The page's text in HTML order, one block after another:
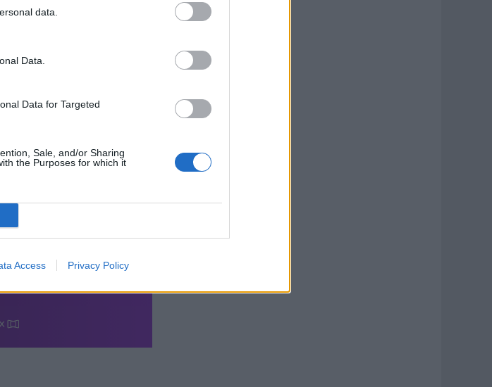
data.
Data.
Data for Targeted
Sale, and/or Sharing
the Purposes for which it
Access Privacy Policy